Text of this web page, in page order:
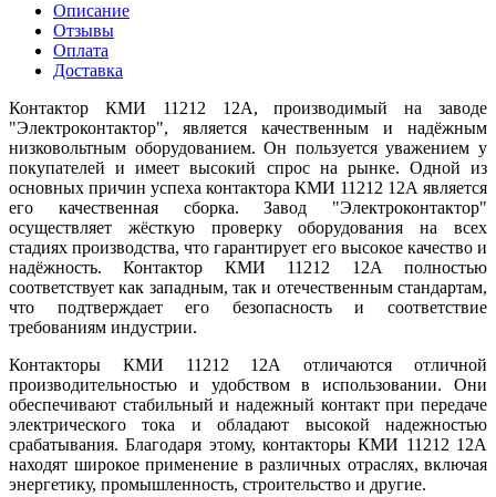
Описание
Отзывы
Оплата
Доставка
Контактор КМИ 11212 12А, производимый на заводе
"Электроконтактор", является качественным и надёжным
низковольтным оборудованием. Он пользуется уважением у
покупателей и имеет высокий спрос на рынке. Одной из
основных причин успеха контактора КМИ 11212 12А является
его качественная сборка. Завод "Электроконтактор"
осуществляет жёсткую проверку оборудования на всех
стадиях производства, что гарантирует его высокое качество и
надёжность. Контактор КМИ 11212 12А полностью
соответствует как западным, так и отечественным стандартам,
что подтверждает его безопасность и соответствие
требованиям индустрии.
Контакторы КМИ 11212 12А отличаются отличной
производительностью и удобством в использовании. Они
обеспечивают стабильный и надежный контакт при передаче
электрического тока и обладают высокой надежностью
срабатывания. Благодаря этому, контакторы КМИ 11212 12А
находят широкое применение в различных отраслях, включая
энергетику, промышленность, строительство и другие.